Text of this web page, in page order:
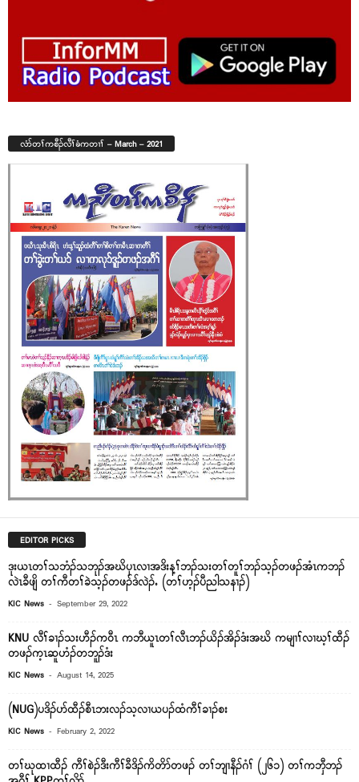
လံာ်တၢ်ကစီၣ်လီၢ်ခံကတၢၢ် – March – 2021
EDITOR PICKS
ဒုးယၤတၢ်သဘံၣ်သဘုၣ်အဃိၦၤလၢအဒိးန့ၢ်ဘၣ်သးတၢ်တူၢ်ဘၣ်သ့ၣ်တဖၣ်အံၤကဘၣ်
လဲၤခီဖျိ တၢ်ကီတၢ်ခဲသ့ၣ်တဖၣ်ဒ်လဲၣ်ႉ (တၢ်ဟ့ၣ်ပီညါသနၢၣ်)
KIC News - September 29, 2022
KNU လီၢ်ခၢၣ်သးဟီၣ်ကဝီၤ ကဘီယူၤတၢ်လီၤဘၣ်ယိၣ်အိၣ်ဒံးအဃိ ကမျၢၢ်လၢဃ့ၢ်ထီၣ်
တဖၣ်က့ၤဆူဟံၣ်တဘူၣ်ဒံး
KIC News - August 14, 2025
(NUG)ပဒိၣ်ပာ်ထီၣ်စီၤဘးလၣ်သ့လၢယပၣ်ထံကီၢ်ခၢၣ်စး
KIC News - February 2, 2022
တၢ်ဃုထၢထီၣ် ကီၢ်စဲၣ်ဒီးကီၢ်ခီဒိၣ်ကိတိာ်တဖၣ် တၢ်ဘျၢနီၣ်ဂံၢ် (၂၆၁) တၢ်ကဘှီဘၣ်